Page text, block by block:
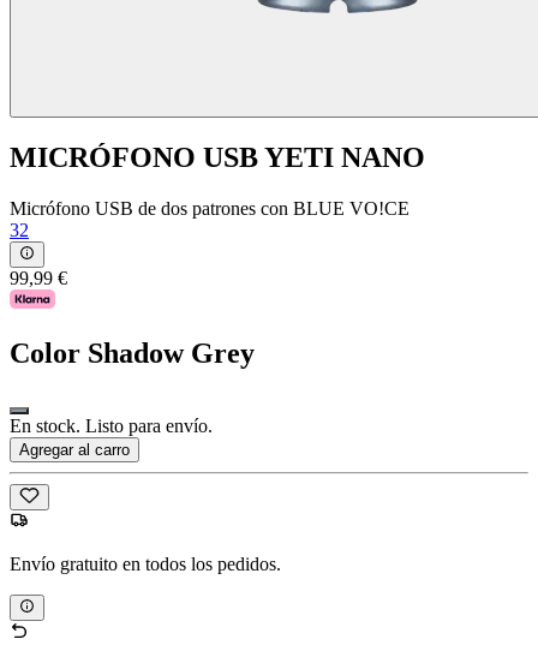
MICRÓFONO USB YETI NANO
Micrófono USB de dos patrones con BLUE VO!CE
32
99,99 €
Color Shadow Grey
En stock. Listo para envío.
Agregar al carro
Envío gratuito en todos los pedidos.